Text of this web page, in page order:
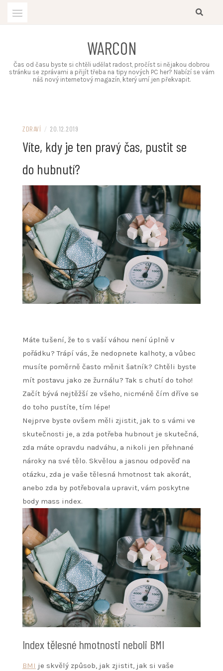
WARCON
Čas od času byste si chtěli udělat radost, pročíst si nějakou dobrou
stránku se zprávami a přijít třeba na tipy nových PC her? Nabízí se vám
náš nový internetový magazín, který umí jen překvapit.
ZDRAVÍ / 20.12.2019
Víte, kdy je ten pravý čas, pustit se
do hubnutí?
Máte tušení, že to s vaší váhou není úplně v
pořádku? Trápí vás, že nedopnete kalhoty, a vůbec
musíte poměrně často měnit šatník? Chtěli byste
mít postavu jako ze žurnálu? Tak s chutí do toho!
Začít bývá nejtěžší ze všeho, nicméně čím dříve se
do toho pustíte, tím lépe!
Nejprve byste ovšem měli zjistit, jak to s vámi ve
skutečnosti je, a zda potřeba hubnout je skutečná,
zda máte opravdu nadváhu, a nikoli jen přehnané
nároky na své tělo. Skvělou a jasnou odpověď na
otázku, zda je vaše tělesná hmotnost tak akorát,
anebo zda by potřebovala upravit, vám poskytne
body mass index.
Index tělesné hmotnosti neboli BMI
BMI je skvělý způsob, jak zjistit, jak si vaše